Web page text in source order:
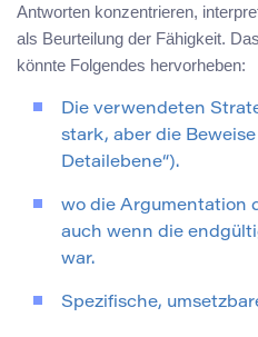
Antworten konzentrieren,
als Beurteilung der Fähigkeit.
könnte Folgendes hervorheben:
Die verwendeten
stark, aber die
Detailebene“).
wo die Argumentation
auch wenn die
war.
Spezifische,